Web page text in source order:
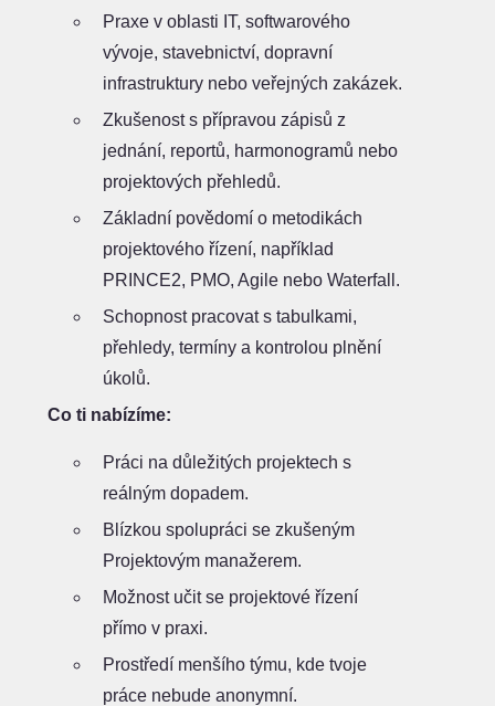
Praxe v oblasti IT, softwarového
vývoje, stavebnictví, dopravní
infrastruktury nebo veřejných zakázek.
Zkušenost s přípravou zápisů z
jednání, reportů, harmonogramů nebo
projektových přehledů.
Základní povědomí o metodikách
projektového řízení, například
PRINCE2, PMO, Agile nebo Waterfall.
Schopnost pracovat s tabulkami,
přehledy, termíny a kontrolou plnění
úkolů.
Co ti nabízíme:
Práci na důležitých projektech s
reálným dopadem.
Blízkou spolupráci se zkušeným
Projektovým manažerem.
Možnost učit se projektové řízení
přímo v praxi.
Prostředí menšího týmu, kde tvoje
práce nebude anonymní.